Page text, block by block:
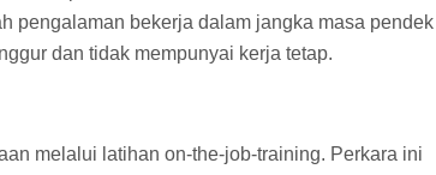
pengalaman bekerja dalam jangka masa pendek
dan tidak mempunyai kerja tetap.
melalui latihan on-the-job-training. Perkara ini